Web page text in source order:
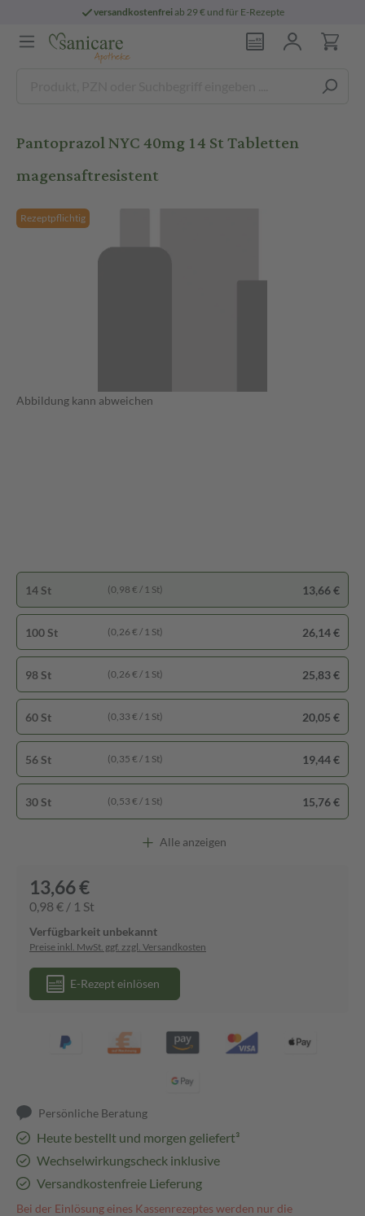
versandkostenfreiab 29 € und für E-Rezepte
Pantoprazol NYC 40mg 14 St Tabletten
magensaftresistent
Rezeptpflichtig
Abbildung kann abweichen
100 St (0,26 € / 1 St) 26,14 €
98 St (0,26 € / 1 St) 25,83 €
60 St (0,33 € / 1 St) 20,05 €
56 St (0,35 € / 1 St) 19,44 €
30 St (0,53 € / 1 St) 15,76 €
14 St (0,98 € / 1 St) 13,66 €
Alle anzeigen
13,66 €
0,98 € / 1 St
Verfügbarkeit unbekannt
Preise inkl. MwSt. ggf. zzgl. Versandkosten
E-Rezept einlösen
Persönliche Beratung
Heute bestellt und morgen geliefert³
Wechselwirkungscheck inklusive
Versandkostenfreie Lieferung
Bei der Einlösung eines Kassenrezeptes werden nur die